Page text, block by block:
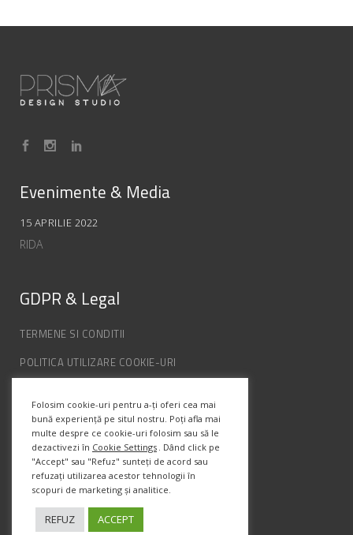
Evenimente & Media
15 APRILIE 2022
RIDA
GDPR & Legal
TERMENE SI CONDITII
POLITICA UTILIZARE COOKIE-URI
ANPC
Info Contact
Str. Semenic, Nr.1, Ap.5, Timisoara.
Telefon:(+4) 0747 066 701
Folosim cookie-uri pentru a-ți oferi cea mai
bună experiență pe situl nostru. Poți afla mai
multe despre ce cookie-uri folosim sau să le
dezactivezi în Cookie Settings . Dând click pe
"Accept" sau "Refuz" sunteți de acord sau
refuzați utilizarea acestor tehnologii în
scopuri de marketing și analitice.
REFUZ ACCEPT